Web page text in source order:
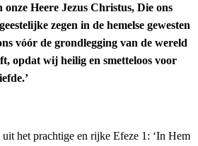
Heere Jezus Christus, Die ons
zegen in de hemelse gewesten
vóór de grondlegging van de wereld
opdat wij heilig en smetteloos voor
het prachtige en rijke Efeze 1: ‘In Hem